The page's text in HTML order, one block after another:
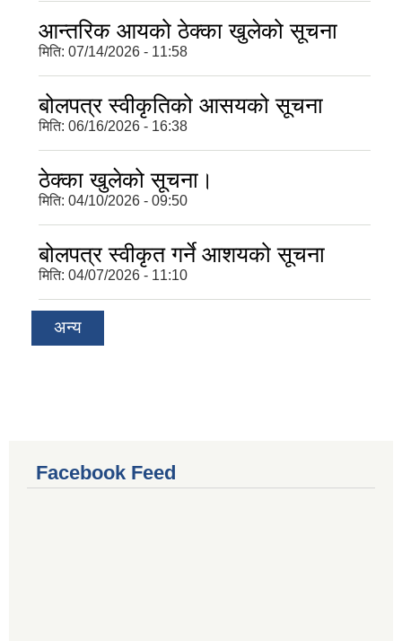
आन्तरिक आयको ठेक्का खुलेको सूचना
मिति: 07/14/2026 - 11:58
बोलपत्र स्वीकृतिको आसयको सूचना
मिति: 06/16/2026 - 16:38
ठेक्का खुलेको सूचना।
मिति: 04/10/2026 - 09:50
बोलपत्र स्वीकृत गर्ने आशयको सूचना
मिति: 04/07/2026 - 11:10
अन्य
Facebook Feed